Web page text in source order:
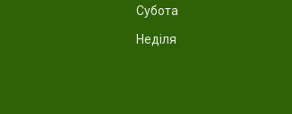
Субота
Неділя